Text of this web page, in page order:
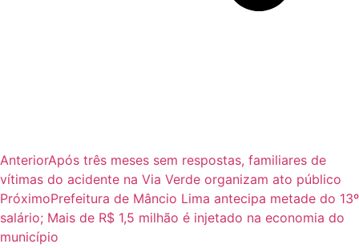
AnteriorApós três meses sem respostas, familiares de
vítimas do acidente na Via Verde organizam ato público
PróximoPrefeitura de Mâncio Lima antecipa metade do 13º
salário; Mais de R$ 1,5 milhão é injetado na economia do
município